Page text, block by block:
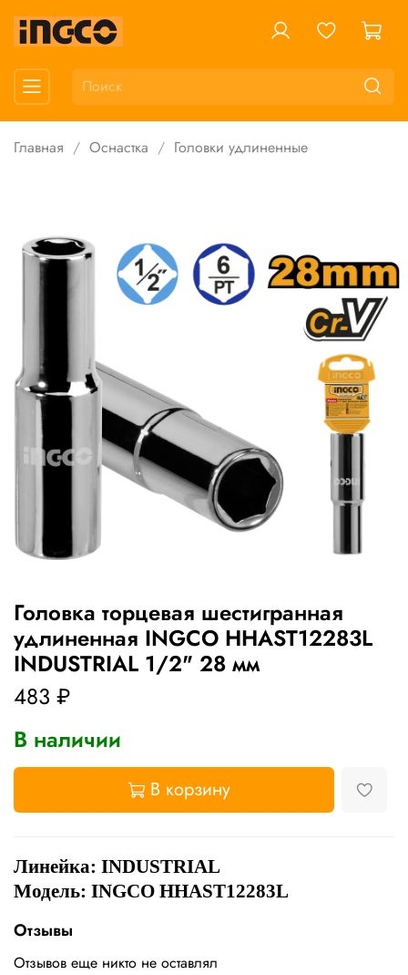
Главная Оснастка Головки удлиненные
Головка торцевая шестигранная
удлиненная INGCO HHAST12283L
INDUSTRIAL 1/2" 28 мм
483 ₽
В наличии
В корзину
Линейка: INDUSTRIAL
Модель: INGCO HHAST12283L
Отзывы
Отзывов еще никто не оставлял